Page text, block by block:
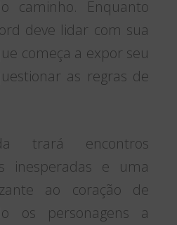
caminho. Enquanto
deve lidar com sua
começa a expor seu
as regras de
trará encontros
inesperadas e uma
ao coração de
os personagens a